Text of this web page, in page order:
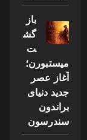
باز
گش
ت
میستبورن؛
آغاز عصر
جدید دنیای
براندون
سندرسون